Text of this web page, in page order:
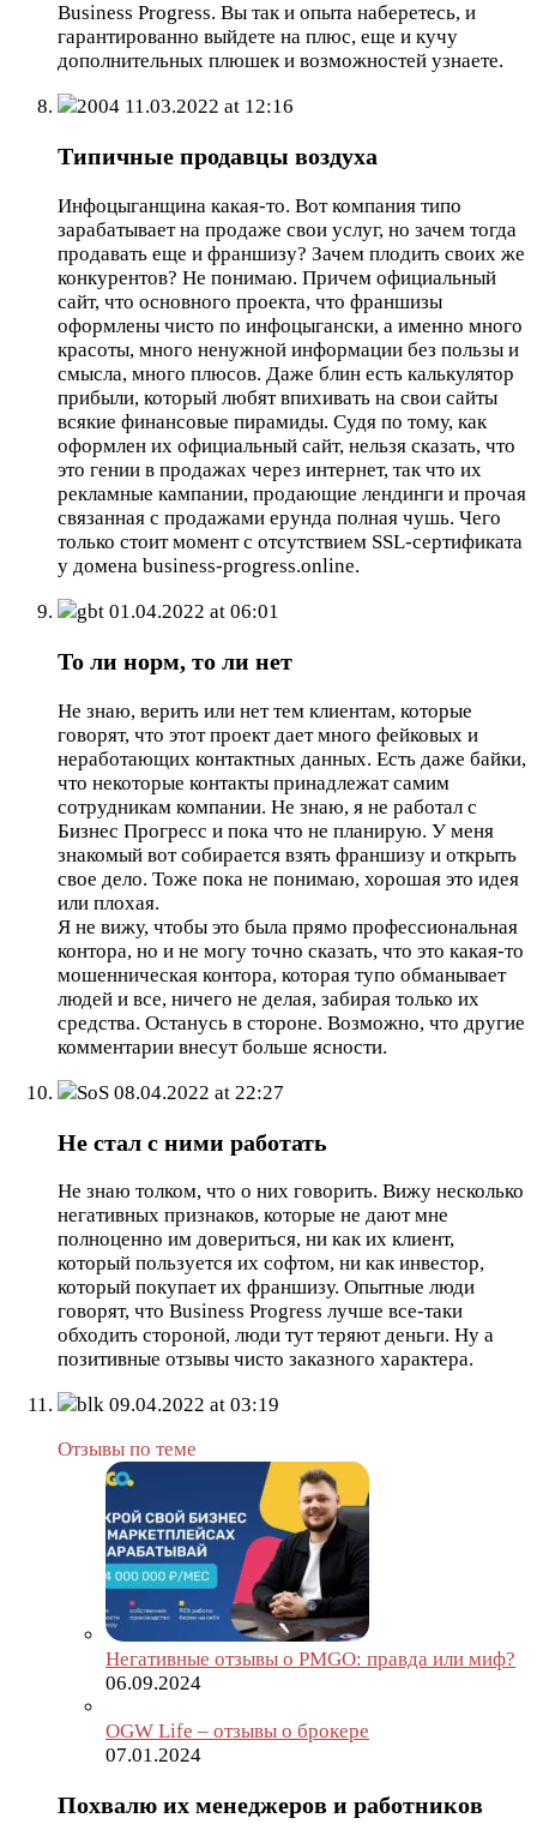
Business Progress. Вы так и опыта наберетесь, и
гарантированно выйдете на плюс, еще и кучу
дополнительных плюшек и возможностей узнаете.
2004 11.03.2022 at 12:16
Типичные продавцы воздуха
Инфоцыганщина какая-то. Вот компания типо
зарабатывает на продаже свои услуг, но зачем тогда
продавать еще и франшизу? Зачем плодить своих же
конкурентов? Не понимаю. Причем официальный
сайт, что основного проекта, что франшизы
оформлены чисто по инфоцыгански, а именно много
красоты, много ненужной информации без пользы и
смысла, много плюсов. Даже блин есть калькулятор
прибыли, который любят впихивать на свои сайты
всякие финансовые пирамиды. Судя по тому, как
оформлен их официальный сайт, нельзя сказать, что
это гении в продажах через интернет, так что их
рекламные кампании, продающие лендинги и прочая
связанная с продажами ерунда полная чушь. Чего
только стоит момент с отсутствием SSL-сертификата
у домена business-progress.online.
gbt 01.04.2022 at 06:01
То ли норм, то ли нет
Не знаю, верить или нет тем клиентам, которые
говорят, что этот проект дает много фейковых и
неработающих контактных данных. Есть даже байки,
что некоторые контакты принадлежат самим
сотрудникам компании. Не знаю, я не работал с
Бизнес Прогресс и пока что не планирую. У меня
знакомый вот собирается взять франшизу и открыть
свое дело. Тоже пока не понимаю, хорошая это идея
или плохая.
Я не вижу, чтобы это была прямо профессиональная
контора, но и не могу точно сказать, что это какая-то
мошенническая контора, которая тупо обманывает
людей и все, ничего не делая, забирая только их
средства. Останусь в стороне. Возможно, что другие
комментарии внесут больше ясности.
SoS 08.04.2022 at 22:27
Не стал с ними работать
Не знаю толком, что о них говорить. Вижу несколько
негативных признаков, которые не дают мне
полноценно им довериться, ни как их клиент,
который пользуется их софтом, ни как инвестор,
который покупает их франшизу. Опытные люди
говорят, что Business Progress лучше все-таки
обходить стороной, люди тут теряют деньги. Ну а
позитивные отзывы чисто заказного характера.
blk 09.04.2022 at 03:19
Отзывы по теме
Негативные отзывы о PMGO: правда или миф?
06.09.2024
OGW Life – отзывы о брокере
07.01.2024
Похвалю их менеджеров и работников